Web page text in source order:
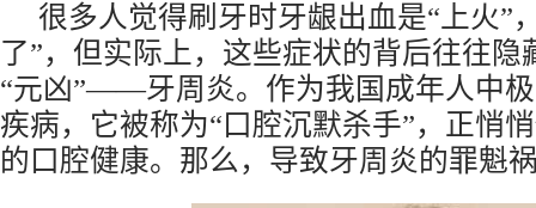
很多人觉得刷牙时牙龈出血是“上火”
了”，但实际上，这些症状的背后往往隐
“元凶”——牙周炎。作为我国成年人中
疾病，它被称为“口腔沉默杀手”，正悄
的口腔健康。那么，导致牙周炎的罪魁